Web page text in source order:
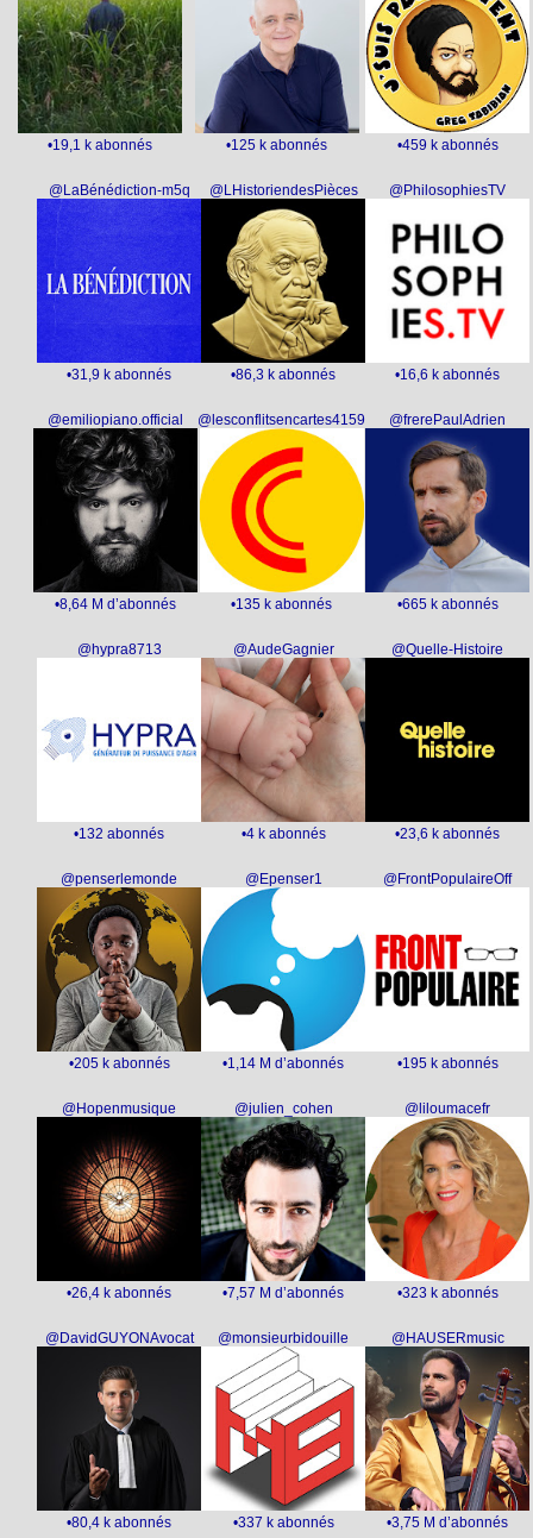
•459 k abonnés
•125 k abonnés
•19,1 k abonnés
@PhilosophiesTV
•16,6 k abonnés
@LHistoriendesPièces
•86,3 k abonnés
@LaBénédiction-m5q
•31,9 k abonnés
@frerePaulAdrien
•665 k abonnés
@lesconflitsencartes4159
•135 k abonnés
@emiliopiano.official
•8,64 M d’abonnés
@Quelle-Histoire
•23,6 k abonnés
@AudeGagnier
•4 k abonnés
@hypra8713
•132 abonnés
@FrontPopulaireOff
•195 k abonnés
@Epenser1
•1,14 M d’abonnés
@penserlemonde
•205 k abonnés
@liloumacefr
•323 k abonnés
@julien_cohen
•7,57 M d’abonnés
@Hopenmusique
•26,4 k abonnés
@HAUSERmusic
•3,75 M d’abonnés
@monsieurbidouille
•337 k abonnés
@DavidGUYONAvocat
•80,4 k abonnés